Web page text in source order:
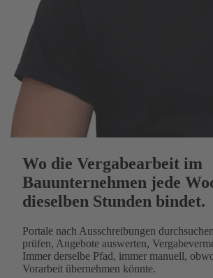
Wo die Vergabearbeit im
Bauunternehmen jede
dieselben Stunden bindet.
Portale nach Ausschreibungen
prüfen, Angebote auswerten,
Immer derselbe Pfad, immer manuell,
Vorarbeit übernehmen könnte.